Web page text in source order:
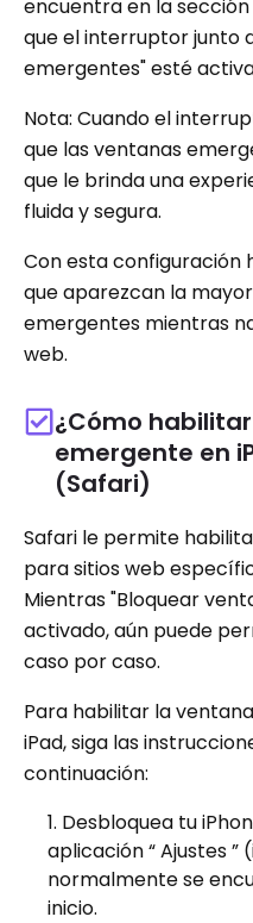
encuentra en la
que el interruptor junto
emergentes" esté
Nota: Cuando el
que las ventanas
que le brinda una
fluida y segura.
Con esta configuración
que aparezcan la
emergentes mientras
web.
¿Cómo
emergente en
(Safari)
Safari le permite
para sitios web
Mientras "Bloquear
activado, aún puede
caso por caso.
Para habilitar la
iPad, siga las
continuación:
Desbloquea tu
aplicación “ Ajustes
normalmente se
inicio.